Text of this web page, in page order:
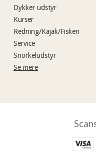
Dykker udstyr
Kurser
Redning/Kajak/Fiskeri
Service
Snorkeludstyr
Se mere